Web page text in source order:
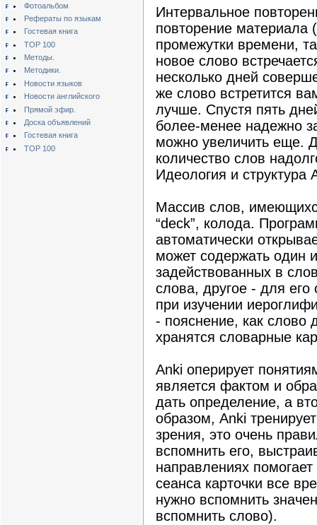
Фотоальбом
Рефераты по языкам
Гостевая книга
TOP 100
Методы.
Методики.
Новости языков
Новости английского
Прямой эфир.
Доска объявлений
Гостевая книга
TOP 100
Интервальное
повторение
промежутки времени,
новое слово
несколько дней
же слово встретится
лучше. Cпустя пять
более-менее надежно
можно увеличить еще.
количество слов
Идеология и структура
Массив слов,
“deck”, колода.
автоматически
может содержать один
задействованных в
слова, другое - для
при изучении
- пояснение, как слово
хранятся словарные
Anki оперирует
является фактом и
дать определение, а
образом, Anki
зрения, это очень
вспомнить его,
направлениях
сеанса карточки все
нужно вспомнить
вспомнить слово).